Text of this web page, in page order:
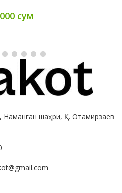
сум
Наманган шаҳри, Қ. Отамирзаев